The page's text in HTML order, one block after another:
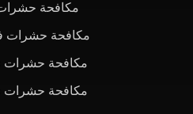
مكافحة
مكافحة حشرات
مكافحة حشرات
مكافحة حشرات